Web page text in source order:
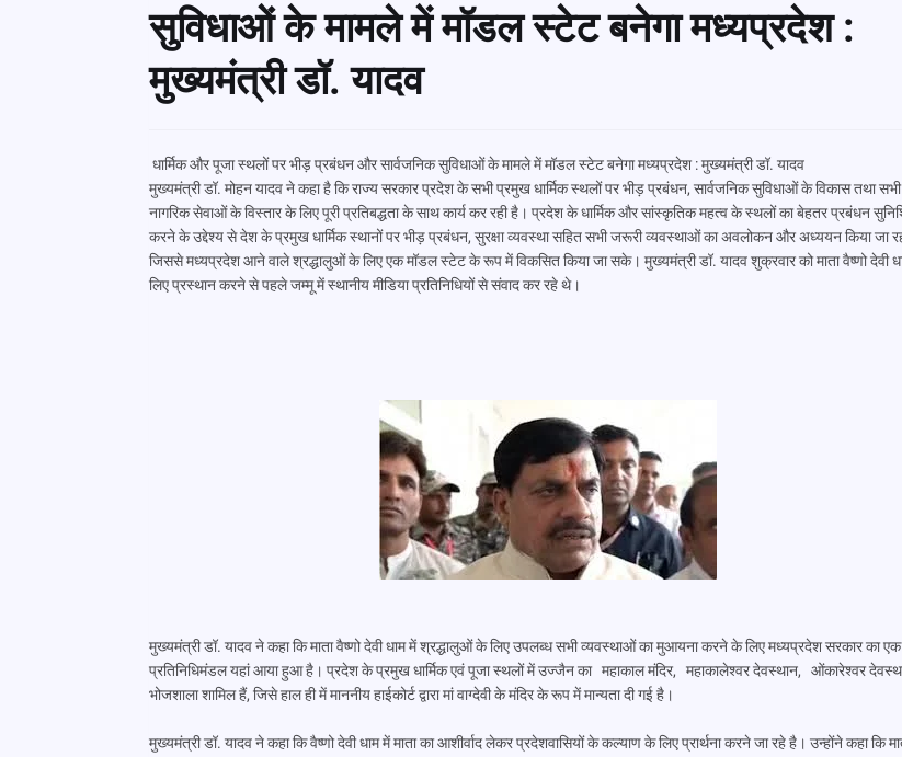
सुविधाओं के मामले में मॉडल स्टेट बनेगा मध्यप्रदेश :
मुख्यमंत्री डॉ. यादव
धार्मिक और पूजा स्थलों पर भीड़ प्रबंधन और सार्वजनिक सुविधाओं के मामले में मॉडल स्टेट बनेगा मध्यप्रदेश : मुख्यमंत्री डॉ. यादव
मुख्यमंत्री डॉ. मोहन यादव ने कहा है कि राज्य सरकार प्रदेश के सभी प्रमुख धार्मिक स्थलों पर भीड़ प्रबंधन, सार्वजनिक सुविधाओं के विकास तथा
नागरिक सेवाओं के विस्तार के लिए पूरी प्रतिबद्धता के साथ कार्य कर रही है। प्रदेश के धार्मिक और सांस्कृतिक महत्व के स्थलों का बेहतर प्रबंधन
करने के उद्देश्य से देश के प्रमुख धार्मिक स्थानों पर भीड़ प्रबंधन, सुरक्षा व्यवस्था सहित सभी जरूरी व्यवस्थाओं का अवलोकन और अध्ययन किया जा
जिससे मध्यप्रदेश आने वाले श्रद्धालुओं के लिए एक मॉडल स्टेट के रूप में विकसित किया जा सके। मुख्यमंत्री डॉ. यादव शुक्रवार को माता वैष्णो देवी
लिए प्रस्थान करने से पहले जम्मू में स्थानीय मीडिया प्रतिनिधियों से संवाद कर रहे थे।
मुख्यमंत्री डॉ. यादव ने कहा कि माता वैष्णो देवी धाम में श्रद्धालुओं के लिए उपलब्ध सभी व्यवस्थाओं का मुआयना करने के लिए मध्यप्रदेश सरकार का एक
प्रतिनिधिमंडल यहां आया हुआ है। प्रदेश के प्रमुख धार्मिक एवं पूजा स्थलों में उज्जैन का महाकाल मंदिर, महाकालेश्वर देवस्थान, ओंकारेश्वर
भोजशाला शामिल हैं, जिसे हाल ही में माननीय हाईकोर्ट द्वारा मां वाग्देवी के मंदिर के रूप में मान्यता दी गई है।
मुख्यमंत्री डॉ. यादव ने कहा कि वैष्णो देवी धाम में माता का आशीर्वाद लेकर प्रदेशवासियों के कल्याण के लिए प्रार्थना करने जा रहे है। उन्होंने कहा कि